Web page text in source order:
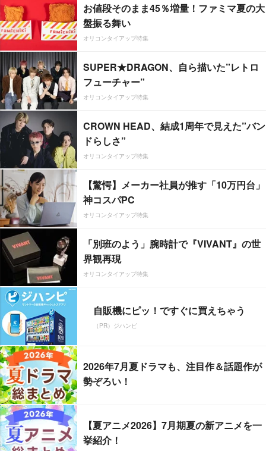
お値段そのまま45％増量！ファミマ夏の大
盤振る舞い
オリコンタイアップ特集
SUPER★DRAGON、自ら描いた”レトロ
フューチャー”
オリコンタイアップ特集
CROWN HEAD、結成1周年で見えた”バン
ドらしさ”
オリコンタイアップ特集
【驚愕】メーカー社員が推す「10万円台」
神コスパPC
オリコンタイアップ特集
「別班のよう」腕時計で『VIVANT』の世
界観再現
オリコンタイアップ特集
自販機にピッ！ですぐに買えちゃう
（PR）ジハンピ
2026年7月夏ドラマも、注目作＆話題作が
勢ぞろい！
【夏アニメ2026】7月期夏の新アニメを一
挙紹介！